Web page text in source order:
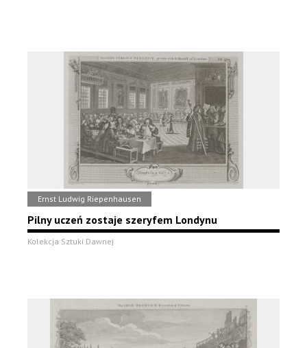
Ernst Ludwig Riepenhausen
Pilny uczeń zostaje szeryfem Londynu
Kolekcja Sztuki Dawnej